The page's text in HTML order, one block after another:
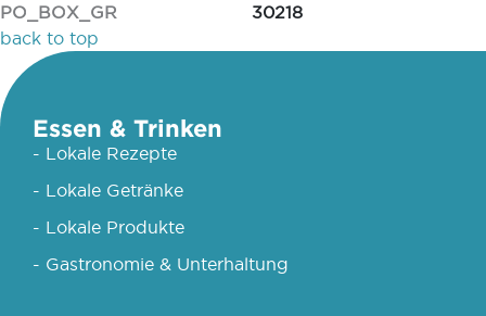
PO_BOX_GR
30218
back to top
Essen & Trinken
- Lokale Rezepte
- Lokale Getränke
- Lokale Produkte
- Gastronomie & Unterhaltung